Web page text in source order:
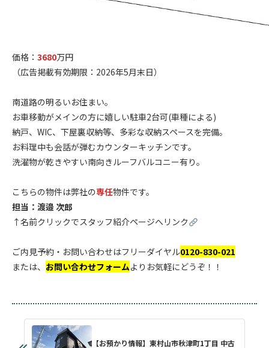
価格： 3680万円
（広告掲載有効期限：2026年5月末日）
南道路の明るいお住まい。
お車移動がメインの方に嬉しい駐車2台可(車種による)
納戸、WIC、下屋裏収納等、多彩な収納スペースを完備。
お料理中も会話が弾むカウンターキッチンです。
洗濯物が乾きやすい南向きルーフバルコニー有り。
こちらの物件は弊社の専任物件です。
担当： 渡邉 次郎
↑名前クリックでスタッフ紹介ページへリンク
ご内見予約・お問い合わせはフリーダイヤル0120-830-021
または、 お問い合わせフォームよりお気軽にどうぞ！！
【お預かり情報】東村山市秋津町1丁目 中古